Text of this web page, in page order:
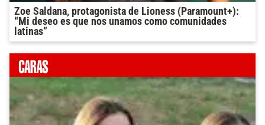
Zoe Saldana, protagonista de Lioness (Paramount+):
“Mi deseo es que nos unamos como comunidades
latinas”